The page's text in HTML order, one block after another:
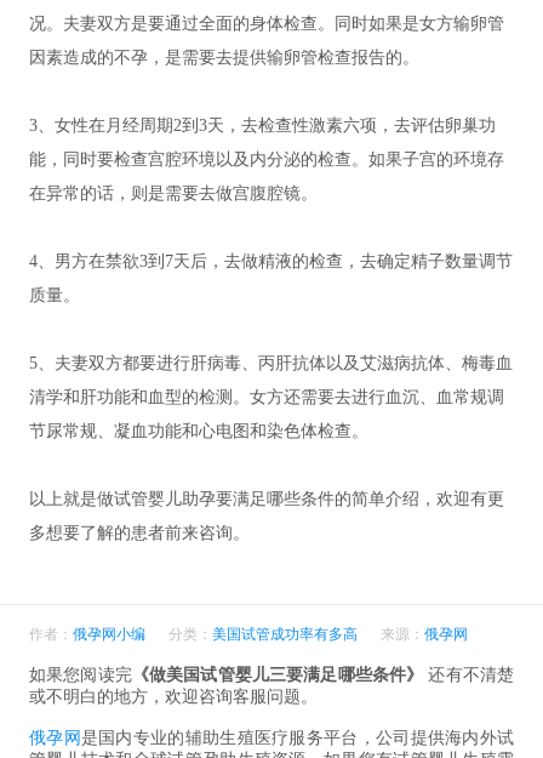
况。夫妻双方是要通过全面的身体检查。同时如果是女方输卵管
因素造成的不孕，是需要去提供输卵管检查报告的。
3、女性在月经周期2到3天，去检查性激素六项，去评估卵巢功
能，同时要检查宫腔环境以及内分泌的检查。如果子宫的环境存
在异常的话，则是需要去做宫腹腔镜。
4、男方在禁欲3到7天后，去做精液的检查，去确定精子数量调节
质量。
5、夫妻双方都要进行肝病毒、丙肝抗体以及艾滋病抗体、梅毒血
清学和肝功能和血型的检测。女方还需要去进行血沉、血常规调
节尿常规、凝血功能和心电图和染色体检查。
以上就是做试管婴儿助孕要满足哪些条件的简单介绍，欢迎有更
多想要了解的患者前来咨询。
作者： 俄孕网小编 分类： 美国试管成功率有多高 来源： 俄孕网
如果您阅读完《做美国试管婴儿三要满足哪些条件》
还有不清楚
或不明白的地方，欢迎咨询客服问题。
俄孕网 是国内专业的辅助生殖医疗服务平台，公司提供海内外试